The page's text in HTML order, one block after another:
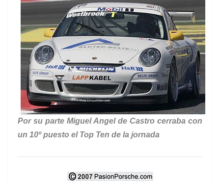
Por su parte Miguel Angel de Castro cerraba con
un 10º puesto el Top Ten de la jornada